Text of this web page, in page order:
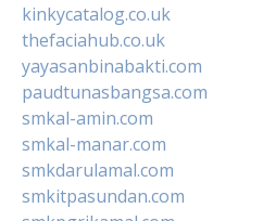
kinkycatalog.co.uk
thefaciahub.co.uk
yayasanbinabakti.com
paudtunasbangsa.com
smkal-amin.com
smkal-manar.com
smkdarulamal.com
smkitpasundan.com